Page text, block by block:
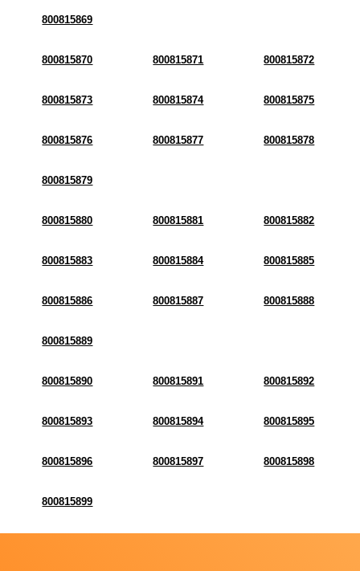
800815869
800815870 800815871 800815872
800815873 800815874 800815875
800815876 800815877 800815878
800815879
800815880 800815881 800815882
800815883 800815884 800815885
800815886 800815887 800815888
800815889
800815890 800815891 800815892
800815893 800815894 800815895
800815896 800815897 800815898
800815899